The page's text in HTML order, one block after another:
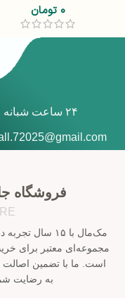
۰ تومان
۲۴ ساعت شبانه روز و ۷ روز هفته همراه شماییم
فروشگاه
مک‌مال با ۱۵
مجموعه‌ای معتبر برای
است. ما با تضمین اصالت
به رضایت